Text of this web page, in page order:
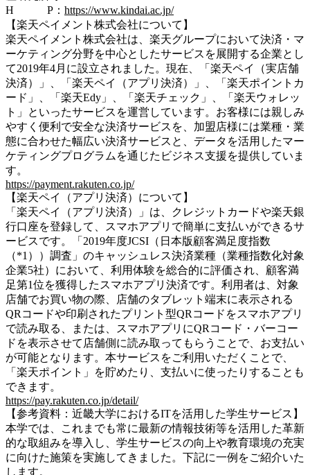
H P： https://www.kindai.ac.jp/
【楽天ペイメント株式会社について】
楽天ペイメント株式会社は、楽天グループにおいて決済・マ
ーケティング分野を中心としたサービスを展開する企業とし
て2019年4月に設立されました。現在、「楽天ペイ（実店舗
決済）」、「楽天ペイ（アプリ決済）」、「楽天ポイントカ
ード」、「楽天Edy」、「楽天チェック」、「楽天ウォレッ
ト」といったサービスを運営しています。お客様には親しみ
やすく便利で安全な決済サービスを、加盟店様には業種・業
態に合わせた幅広い決済サービスと、データを活用したマー
ケティングプログラムを通じたビジネス支援を提供していま
す。
https://payment.rakuten.co.jp/
【楽天ペイ（アプリ決済）について】
「楽天ペイ（アプリ決済）」は、クレジットカードや楽天銀
行口座を登録して、スマホアプリで簡単に支払いができるサ
ービスです。「2019年度JCSI（日本版顧客満足度指数
（*1））調査」のキャッシュレス決済業種（業種指数化対象
企業5社）において、利用体験を総合的に評価され、顧客満
足第1位を獲得したスマホアプリ決済です。利用者は、対象
店舗でお買い物の際、店舗のタブレット端末に表示される
QRコードや印刷されたプリント型QRコードをスマホアプリ
で読み取る、または、スマホアプリにQRコード・バーコー
ドを表示させて店舗側に読み取ってもらうことで、お支払い
が可能となります。本サービスをご利用いただくことで、
「楽天ポイント」を貯めたり、支払いに使ったりすることも
できます。
https://pay.rakuten.co.jp/detail/
【参考資料：近畿大学におけるITを活用した学生サービス】
本学では、これまでも常に最新の情報技術等を活用した革新
的な取組みを導入し、学生サービスの向上や教育環境の充実
に向けた施策を実施してきました。下記に一例をご紹介いた
します。